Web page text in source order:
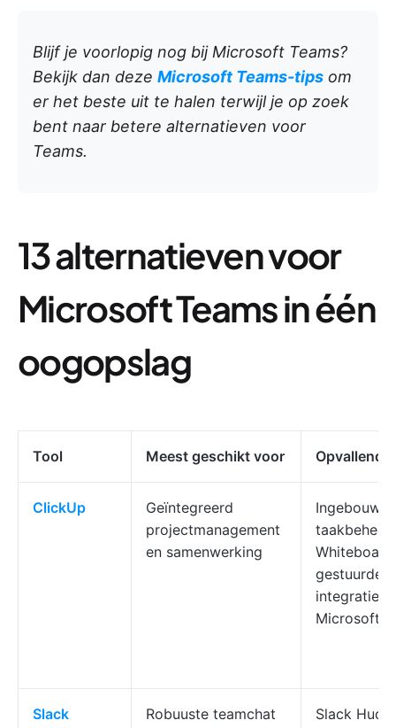
Blijf je voorlopig nog bij Microsoft Teams?
Bekijk dan deze Microsoft Teams-tips om
er het beste uit te halen terwijl je op zoek
bent naar betere alternatieven voor
Teams.
13 alternatieven voor
Microsoft Teams in één
oogopslag
Tool Meest geschikt voor
ClickUp
Geïntegreerd
projectmanagement
en samenwerking
Ingebouwd
taakbeheer,
gestuurde
integratie
Microsoft
Slack
Robuuste teamchat
Slack